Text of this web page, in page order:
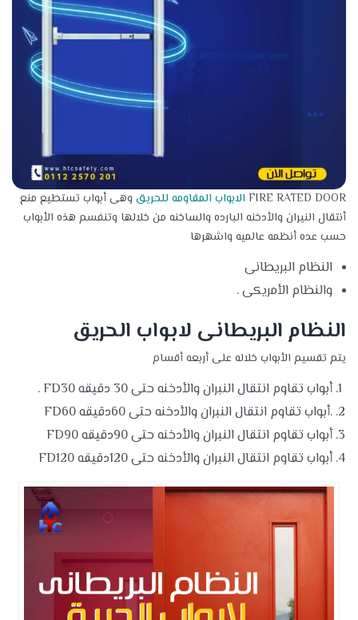
FIRE RATED DOOR الابواب المقاومه للحريق وهى أبواب تستطيع منع
أنتقال النيران والأدخنه البارده والساخنه من خلالها وتنفسم هذه الأبواب
حسب عده أنظمه عالميه واشهرها
النظام البريطانى
والنظام الأمريكى .
النظام البريطانى لابواب الحريق
يتم تقسيم الأبواب خلاله على أربعه أقسام
أبواب تقاوم انتقال النبران والأدخنه حتى 30 دقيقه FD30 .
.أبواب تقاوم انتقال النبران والأدخنه حتى 60دقيقه FD60
أبواب تقاوم انتقال النبران والأدخنه حتى 90دقيقه FD90
أبواب تقاوم انتقال النبران والأدخنه حتى 120دقيقه FD120